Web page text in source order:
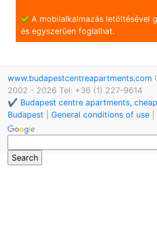
A mobilalkalmazás letöltésével
és egyszerũen foglalhat.
www.budapestcentreapartments.com
2002 - 2026 Tel: +36 (1) 227-9614
✔️ Budapest centre apartments,
Budapest
General conditions of use